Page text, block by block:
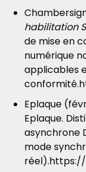
habilitation
de mise en
numérique
applicables
Eplaque
Eplaque.
asynchrone
mode